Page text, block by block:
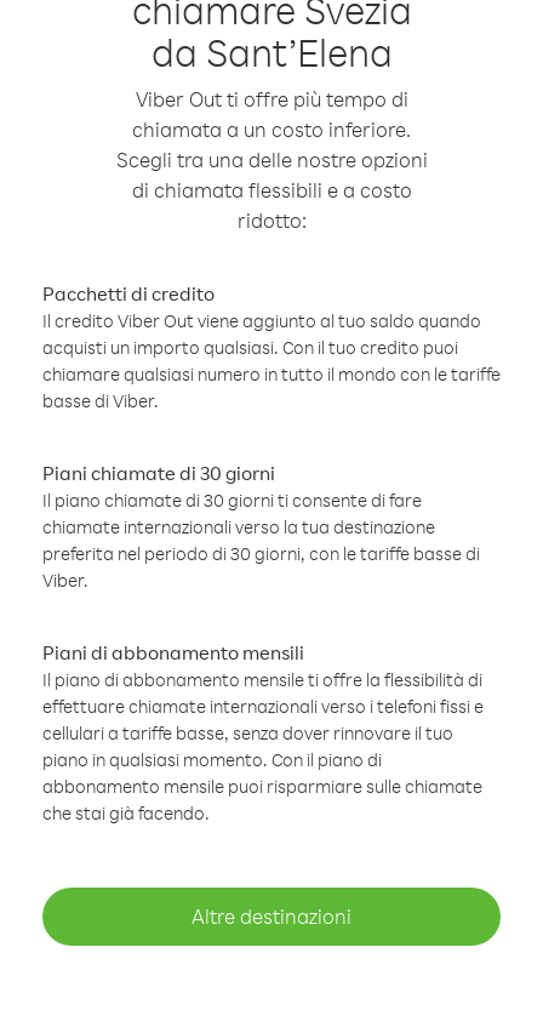
da Sant’Elena
Viber Out ti offre più tempo di
chiamata a un costo inferiore.
Scegli tra una delle nostre opzioni
di chiamata flessibili e a costo
ridotto:
Pacchetti di credito
Il credito Viber Out viene aggiunto al tuo saldo quando
acquisti un importo qualsiasi. Con il tuo credito puoi
chiamare qualsiasi numero in tutto il mondo con le tariffe
basse di Viber.
Piani chiamate di 30 giorni
Il piano chiamate di 30 giorni ti consente di fare
chiamate internazionali verso la tua destinazione
preferita nel periodo di 30 giorni, con le tariffe basse di
Viber.
Piani di abbonamento mensili
Il piano di abbonamento mensile ti offre la flessibilità di
effettuare chiamate internazionali verso i telefoni fissi e
cellulari a tariffe basse, senza dover rinnovare il tuo
piano in qualsiasi momento. Con il piano di
abbonamento mensile puoi risparmiare sulle chiamate
che stai già facendo.
Altre destinazioni